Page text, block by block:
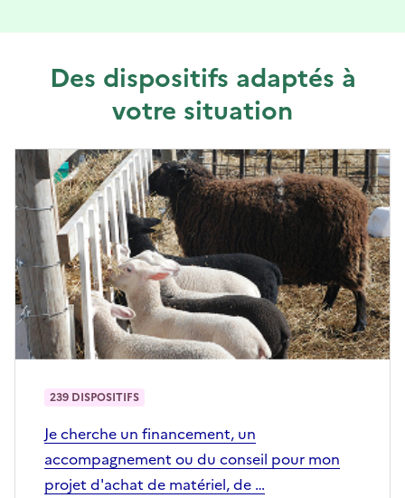
Des dispositifs adaptés à
votre situation
Je cherche un financement, un
accompagnement ou du conseil pour mon
projet d'achat de matériel, de …
239 DISPOSITIFS